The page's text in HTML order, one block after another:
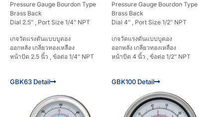
Pressure Gauge Bourdon Type
Brass Back
Dial 2.5″ , Port Size 1/4″ NPT
เกจวัดแรงดันแบบบูดอง
ออกหลัง เกลียวทองเหลือง
หน้าปัด 2.5 นิ้ว , ข้อต่อ 1/4″ NPT
GBK63 Detail
Pressure Gauge Bourdon Type
Brass Back
Dial 4″ , Port Size 1/2″ NPT
เกจวัดแรงดันแบบบูดอง
ออกหลัง เกลียวทองเหลือง
หน้าปัด 4 นิ้ว , ข้อต่อ 1/2″ NPT
GBK100 Detail